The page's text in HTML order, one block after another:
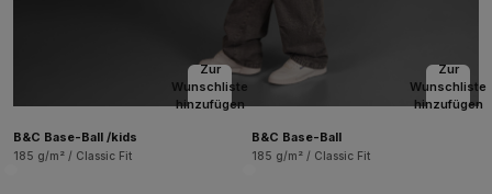
Zur
Wunschliste
hinzufügen
B&C Base-Ball /kids
185 g/m² / Classic Fit
Zur
Wunschliste
hinzufügen
B&C Base-Ball
185 g/m² / Classic Fit